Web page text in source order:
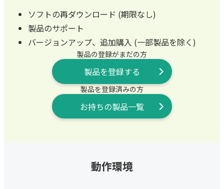
ソフトの再ダウンロード (期限なし)
製品のサポート
バージョンアップ、追加購入 (一部製品を除く)
製品の登録がまだの方
製品を登録する
製品を登録済みの方
お持ちの製品一覧
動作環境